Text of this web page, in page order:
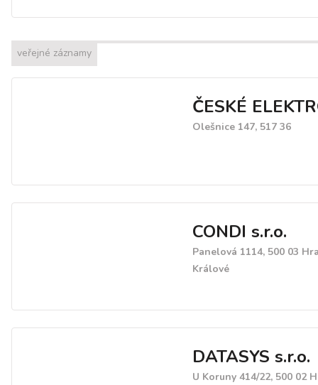
veřejné záznamy
ČESKÉ
Olešnice 147, 517 36
CONDI s.r.o.
Panelová 1114, 500 03
Králové
DATASYS s.r.o.
U Koruny 414/22, 500 02